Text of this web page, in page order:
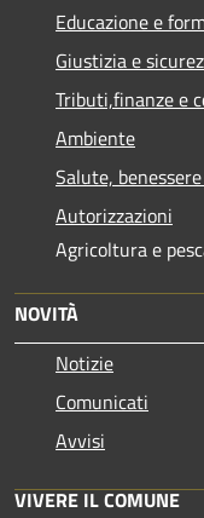
Educazione e
Giustizia e
Tributi,finanze e
Ambiente
Salute,
Autorizzazioni
Agricoltura e
NOVITÀ
Notizie
Comunicati
Avvisi
VIVERE IL COMUNE